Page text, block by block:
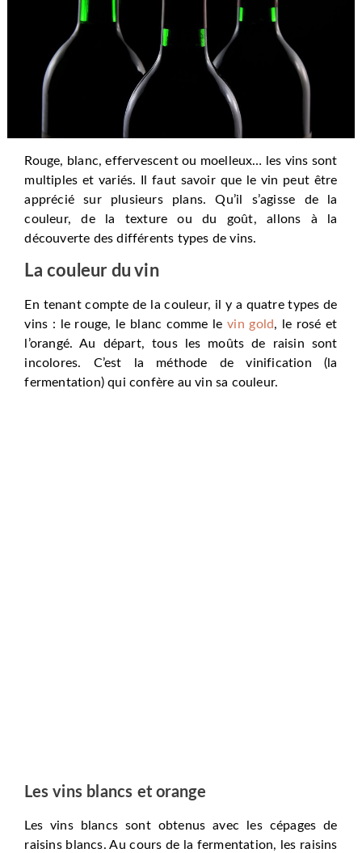
Rouge, blanc, effervescent ou moelleux… les vins sont
multiples et variés. Il faut savoir que le vin peut être
apprécié sur plusieurs plans. Qu’il s’agisse de la
couleur, de la texture ou du goût, allons à la
découverte des différents types de vins.
La couleur du vin
En tenant compte de la couleur, il y a quatre types de
vins : le rouge, le blanc comme levin gold, le rosé et
l’orangé. Au départ, tous les moûts de raisin sont
incolores. C’est la méthode de vinification (la
fermentation) qui confère au vin sa couleur.
Les vins blancs et orange
Les vins blancs sont obtenus avec les cépages de
raisins blancs. Au cours de la fermentation, les raisins